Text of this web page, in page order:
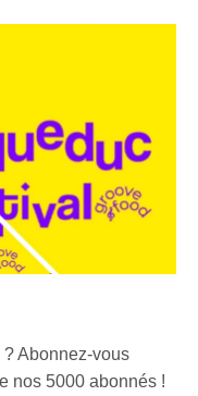
? Abonnez-vous
nos 5000 abonnés !